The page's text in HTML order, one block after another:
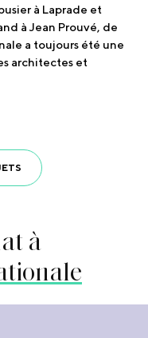
à Laprade et
à Jean Prouvé, de
a toujours été une
architectes et
à